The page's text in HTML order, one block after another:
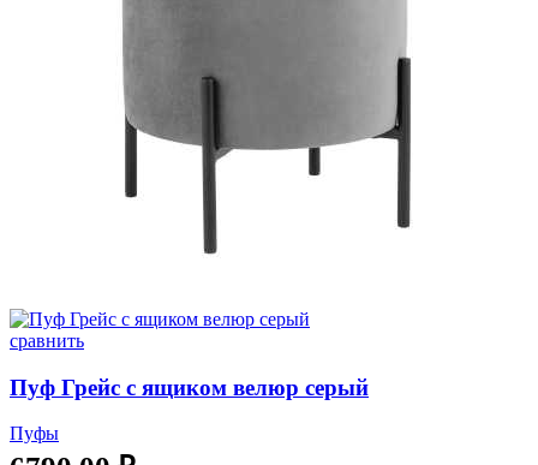
сравнить
Пуф Грейс с ящиком велюр серый
Пуфы